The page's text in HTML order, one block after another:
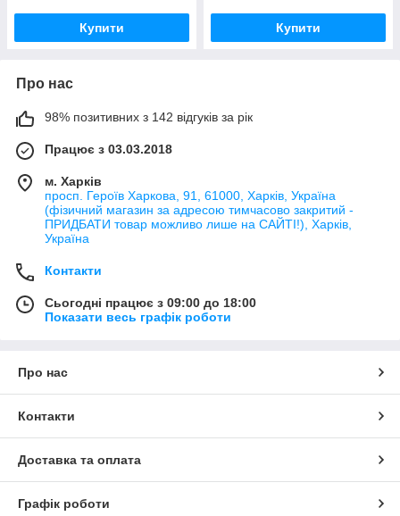
Купити Купити
Про нас
98% позитивних з 142 відгуків за рік
Працює з 03.03.2018
м. Харків
просп. Героїв Харкова, 91, 61000, Харків, Україна
(фізичний магазин за адресою тимчасово закритий -
ПРИДБАТИ товар можливо лише на САЙТІ!), Харків,
Україна
Контакти
Сьогодні працює з 09:00 до 18:00
Показати весь графік роботи
Про нас
Контакти
Доставка та оплата
Графік роботи